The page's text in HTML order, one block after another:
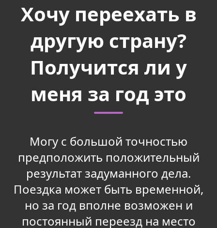
Хочу переехать в
другую страну?
Получится ли у
меня за год это
Могу с большой точностью
предположить положительный
результат задуманного дела.
Поездка может быть временной,
но за год вполне возможен и
постоянный переезд на место